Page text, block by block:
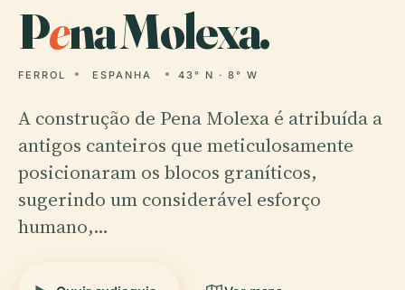
Pena Molexa.
FERROL ESPANHA 43° N · 8° W
A construção de Pena Molexa é atribuída a
antigos canteiros que meticulosamente
posicionaram os blocos graníticos,
sugerindo um considerável esforço
humano,…